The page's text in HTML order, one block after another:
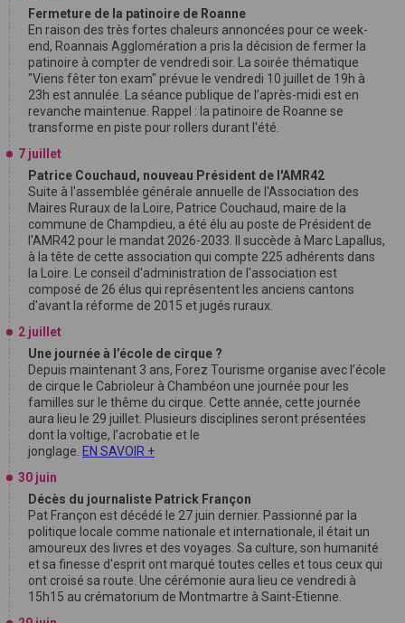
Fermeture de la patinoire de Roanne
En raison des très fortes chaleurs annoncées pour ce week-
end, Roannais Agglomération a pris la décision de fermer la
patinoire à compter de vendredi soir. La soirée thématique
"Viens fêter ton exam" prévue le vendredi 10 juillet de 19h à
23h est annulée. La séance publique de l’après-midi est en
revanche maintenue. Rappel : la patinoire de Roanne se
transforme en piste pour rollers durant l'été.
7 juillet
Patrice Couchaud, nouveau Président de l'AMR42
Suite à l'assemblée générale annuelle de l'Association des
Maires Ruraux de la Loire, Patrice Couchaud, maire de la
commune de Champdieu, a été élu au poste de Président de
l'AMR42 pour le mandat 2026-2033. Il succède à Marc Lapallus,
à la tête de cette association qui compte 225 adhérents dans
la Loire. Le conseil d'administration de l'association est
composé de 26 élus qui représentent les anciens cantons
d'avant la réforme de 2015 et jugés ruraux.
2 juillet
Une journée à l’école de cirque ?
Depuis maintenant 3 ans, Forez Tourisme organise avec l’école
de cirque le Cabrioleur à Chambéon une journée pour les
familles sur le thême du cirque. Cette année, cette journée
aura lieu le 29 juillet. Plusieurs disciplines seront présentées
dont la voltige, l’acrobatie et le
jonglage. EN SAVOIR +
30 juin
Décès du journaliste Patrick Françon
Pat Françon est décédé le 27 juin dernier. Passionné par la
politique locale comme nationale et internationale, il était un
amoureux des livres et des voyages. Sa culture, son humanité
et sa finesse d'esprit ont marqué toutes celles et tous ceux qui
ont croisé sa route. Une cérémonie aura lieu ce vendredi à
15h15 au crématorium de Montmartre à Saint-Etienne.